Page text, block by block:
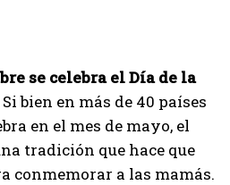
se celebra el Día de la
Si bien en más de 40 países
en el mes de mayo, el
tradición que hace que
conmemorar a las mamás.